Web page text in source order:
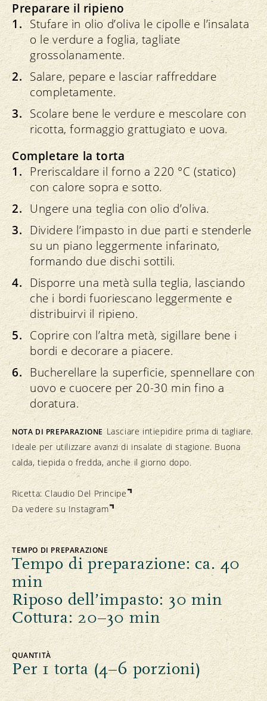
Preparare il ripieno
Stufare in olio d’oliva le cipolle e l’insalata
o le verdure a foglia, tagliate
grossolanamente.
Salare, pepare e lasciar raffreddare
completamente.
Scolare bene le verdure e mescolare con
ricotta, formaggio grattugiato e uova.
Completare la torta
Preriscaldare il forno a 220 °C (statico)
con calore sopra e sotto.
Ungere una teglia con olio d’oliva.
Dividere l’impasto in due parti e stenderle
su un piano leggermente infarinato,
formando due dischi sottili.
Disporre una metà sulla teglia, lasciando
che i bordi fuoriescano leggermente e
distribuirvi il ripieno.
Coprire con l’altra metà, sigillare bene i
bordi e decorare a piacere.
Bucherellare la superficie, spennellare con
uovo e cuocere per 20-30 min fino a
doratura.
NOTA DI PREPARAZIONE Lasciare intiepidire prima di tagliare.
Ideale per utilizzare avanzi di insalate di stagione. Buona
calda, tiepida o fredda, anche il giorno dopo.
Ricetta:Claudio Del Principe
Da vedere su Instagram
TEMPO DI PREPARAZIONE
Tempo di preparazione: ca. 40
min
Riposo dell’impasto: 30 min
Cottura: 20–30 min
QUANTITÀ
Per 1 torta (4–6 porzioni)